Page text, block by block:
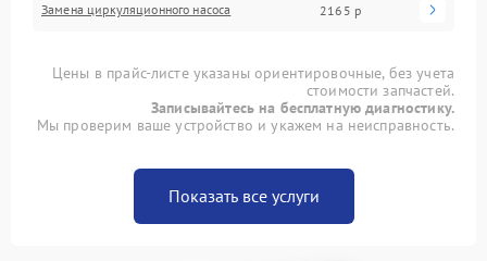
Замена циркуляционного насоса 2165 р
Цены в прайс-листе указаны ориентировочные, без учета
стоимости запчастей.
Записывайтесь на бесплатную диагностику.
Мы проверим ваше устройство и укажем на неисправность.
Показать все услуги